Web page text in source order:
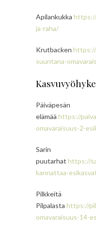
Apilankukka
ja-raha/
Krutbacken
suuntana-
Päiväpesän
elämää https://
omavaraisuus-2-
Sarin
puutarhat https://
kannattaa-
Pilkkeitä
Pilpalasta https://
omavaraisuus-14-